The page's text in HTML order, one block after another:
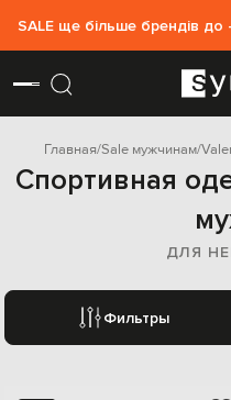
SALE ще більше брендів до
Главная Sale мужчинам
Спортивная
ДЛЯ
Фильтры